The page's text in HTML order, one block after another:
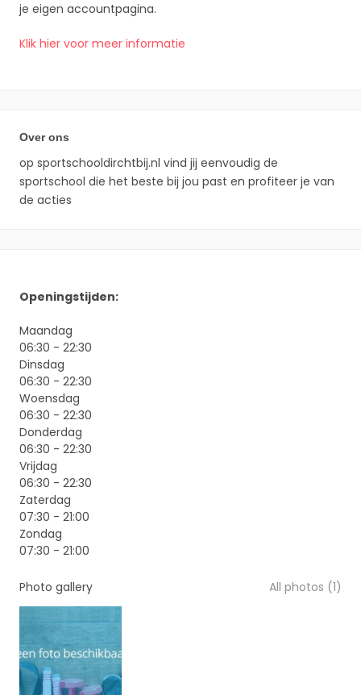
je eigen accountpagina.
Klik hier voor meer informatie
Over ons
op sportschooldirchtbij.nl vind jij eenvoudig de
sportschool die het beste bij jou past en profiteer je van
de acties
Openingstijden:
Maandag
06:30 - 22:30
Dinsdag
06:30 - 22:30
Woensdag
06:30 - 22:30
Donderdag
06:30 - 22:30
Vrijdag
06:30 - 22:30
Zaterdag
07:30 - 21:00
Zondag
07:30 - 21:00
Photo gallery All photos (1)